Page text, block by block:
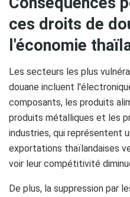
ces droits de
l'économie
Les secteurs les plus
douane incluent
composants, les produits
produits métalliques et les
industries, qui représentent
exportations thaïlandaises
voir leur compétitivité
De plus, la suppression par